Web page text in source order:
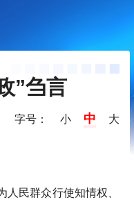
”刍言
字号： 小 中 大
民群众行使知情权、